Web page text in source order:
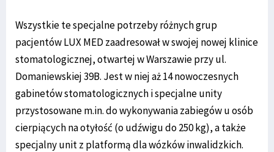
Wszystkie te specjalne potrzeby różnych grup
pacjentów LUX MED zaadresował w swojej nowej klinice
stomatologicznej, otwartej w Warszawie przy ul.
Domaniewskiej 39B. Jest w niej aż 14 nowoczesnych
gabinetów stomatologicznych i specjalne unity
przystosowane m.in. do wykonywania zabiegów u osób
cierpiących na otyłość (o udźwigu do 250 kg), a także
specjalny unit z platformą dla wózków inwalidzkich.